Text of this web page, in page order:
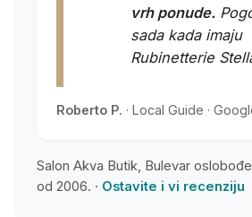
vrh ponude.
sada kada imaju
Rubinetterie
Roberto P. · Local Guide ·
Salon Akva Butik, Bulevar
od 2006. · Ostavite i vi recenziju